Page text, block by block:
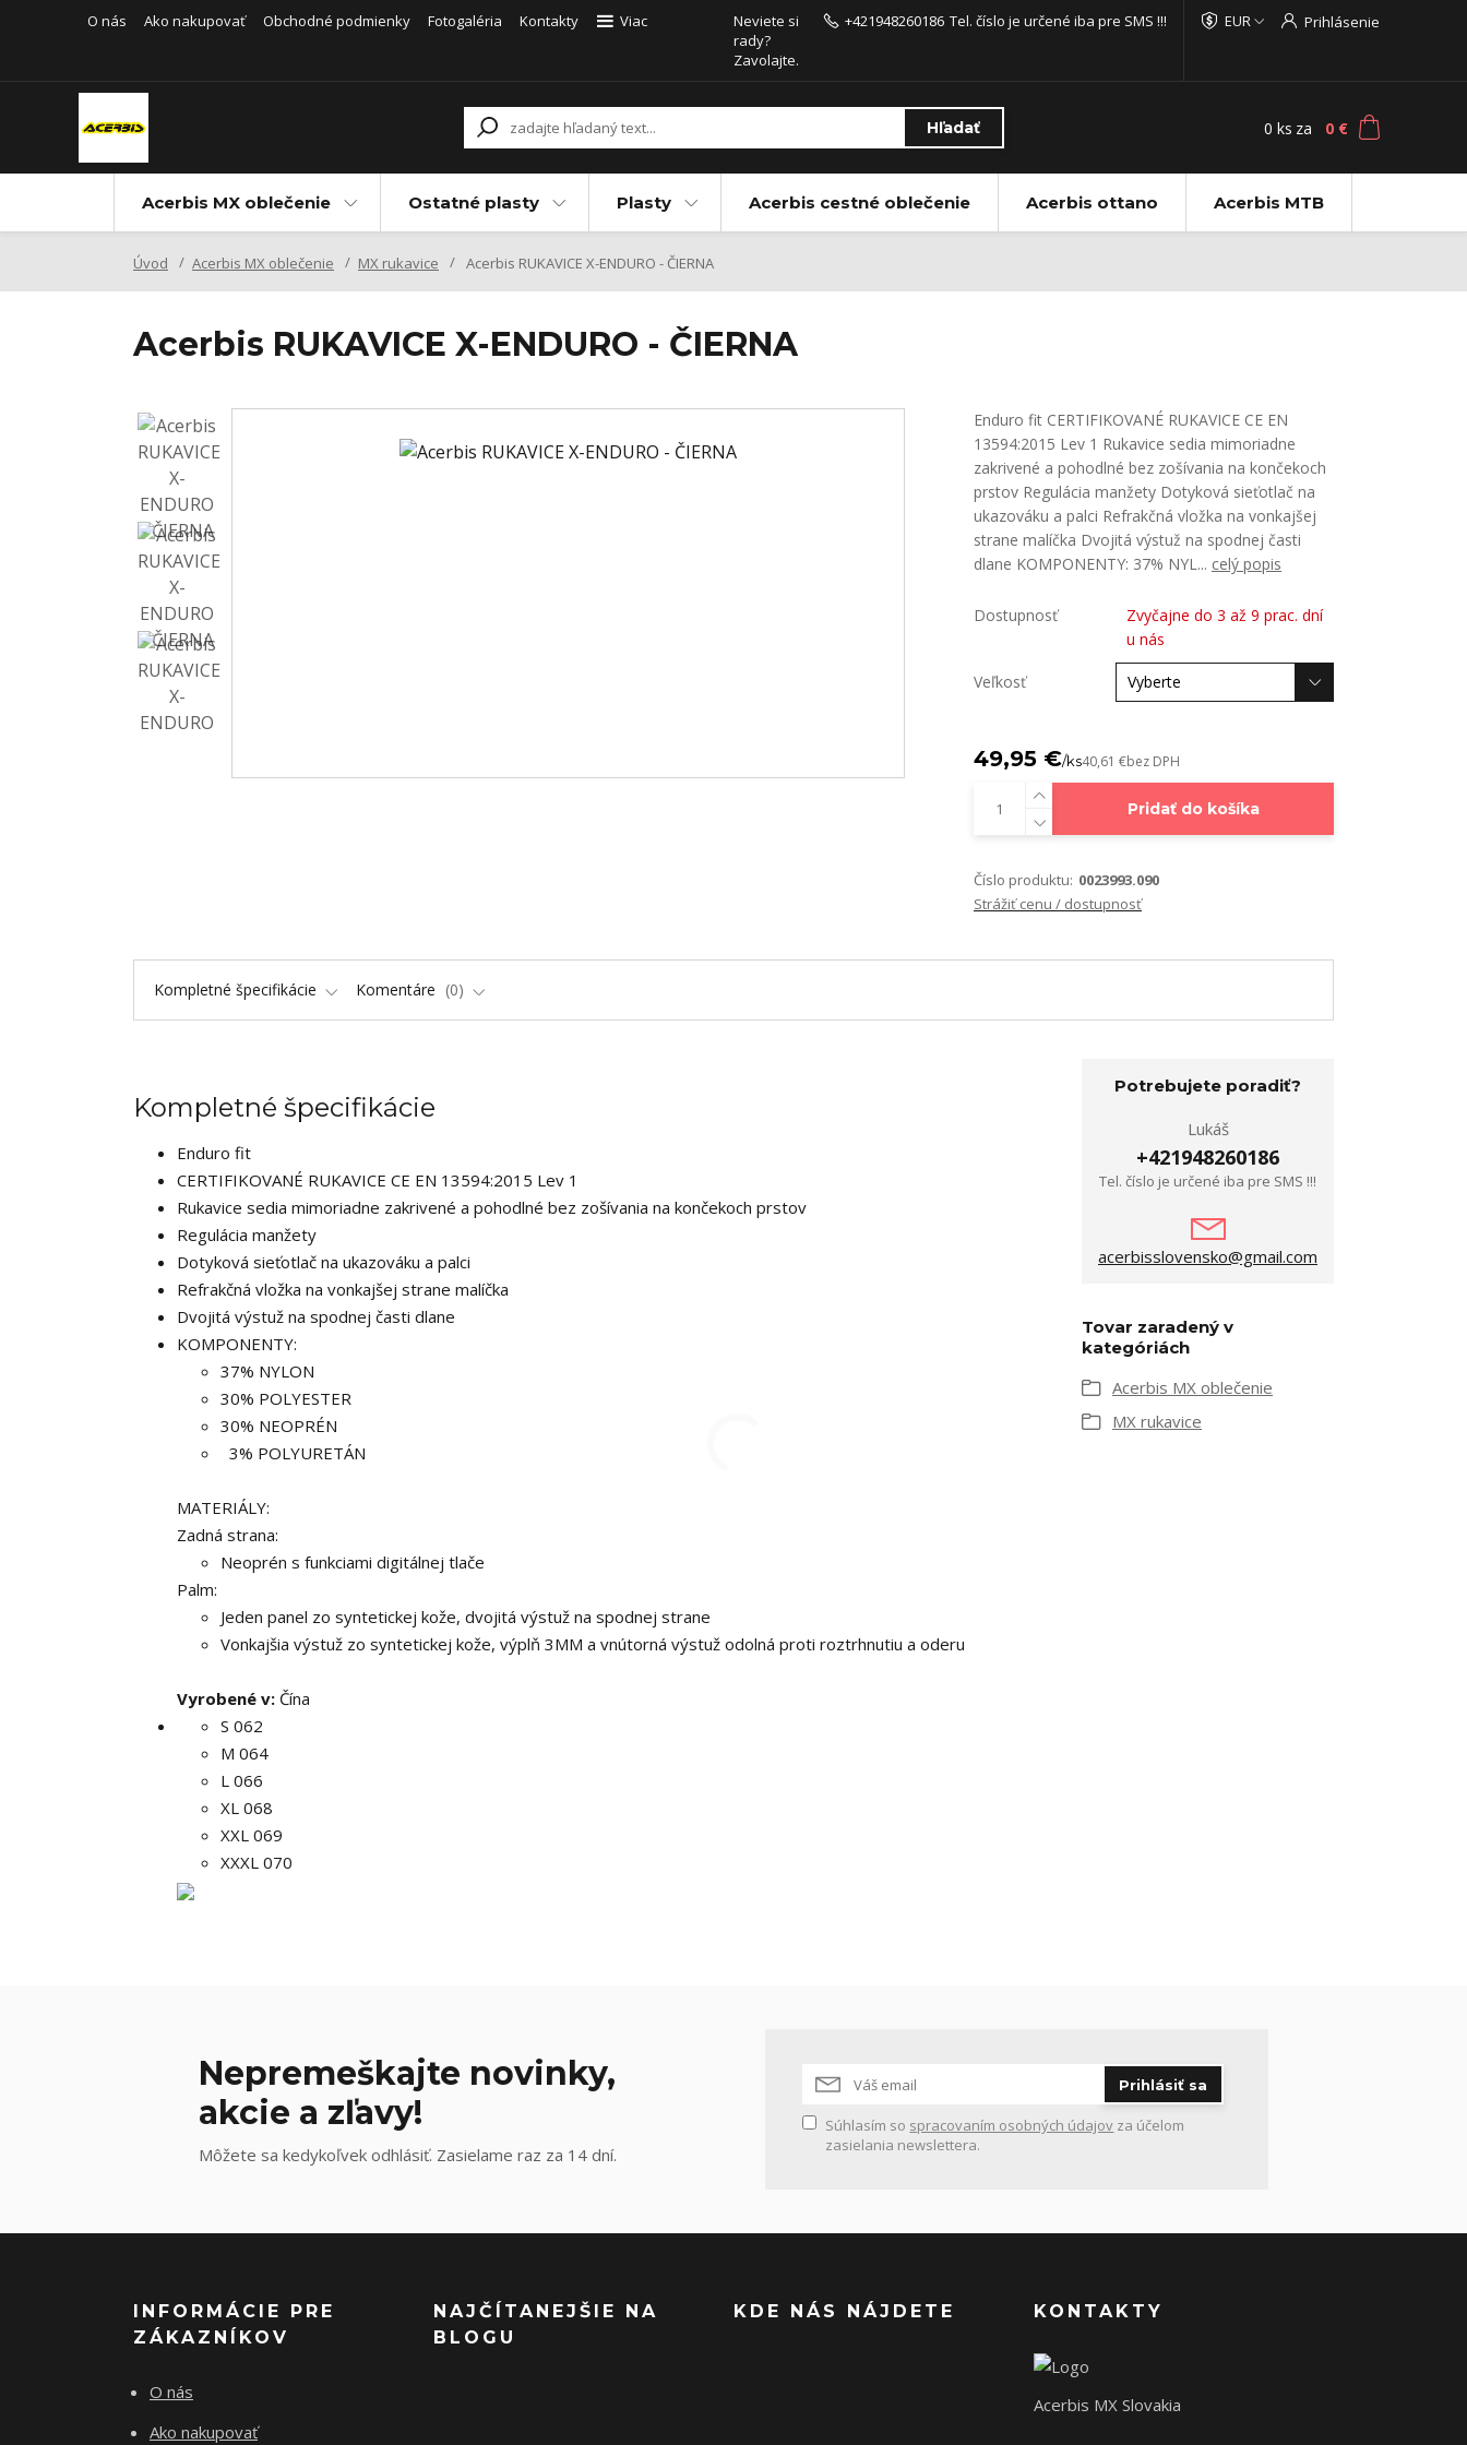
O nás Ako nakupovať Obchodné podmienky Fotogaléria Kontakty Viac EUR Prihlásenie
Hľadať
Neviete si
rady?
Zavolajte.
+421948260186 Tel. číslo je určené iba pre SMS !!!
0 ks za 0 €
Acerbis MX oblečenie Ostatné plasty Plasty Acerbis cestné oblečenie Acerbis ottano Acerbis MTB
Úvod Acerbis MX oblečenie MX rukavice Acerbis RUKAVICE X-ENDURO - ČIERNA
Acerbis RUKAVICE X-ENDURO - ČIERNA
Enduro fit CERTIFIKOVANÉ RUKAVICE CE EN
13594:2015 Lev 1 Rukavice sedia mimoriadne
zakrivené a pohodlné bez zošívania na končekoch
prstov Regulácia manžety Dotyková sieťotlač na
ukazováku a palci Refrakčná vložka na vonkajšej
strane malíčka Dvojitá výstuž na spodnej časti
dlane KOMPONENTY: 37% NYL... celý popis
Dostupnosť
Zvyčajne do 3 až 9 prac. dní
u nás
Veľkosť
49,95 €/ks40,61 €bez DPH
Pridať do košíka
Číslo produktu: 0023993.090
Strážiť cenu / dostupnosť
Kompletné špecifikácie Komentáre 0
Kompletné špecifikácie
Enduro fit
CERTIFIKOVANÉ RUKAVICE CE EN 13594:2015 Lev 1
Rukavice sedia mimoriadne zakrivené a pohodlné bez zošívania na končekoch prstov
Regulácia manžety
Dotyková sieťotlač na ukazováku a palci
Refrakčná vložka na vonkajšej strane malíčka
Dvojitá výstuž na spodnej časti dlane
KOMPONENTY:
37% NYLON
30% POLYESTER
30% NEOPRÉN
3% POLYURETÁN
MATERIÁLY:
Zadná strana:
Neoprén s funkciami digitálnej tlače
Palm:
Jeden panel zo syntetickej kože, dvojitá výstuž na spodnej strane
Vonkajšia výstuž zo syntetickej kože, výplň 3MM a vnútorná výstuž odolná proti roztrhnutiu a oderu
Vyrobené v: Čína
S 062
M 064
L 066
XL 068
XXL 069
XXXL 070
Potrebujete poradiť?
Lukáš
+421948260186
Tel. číslo je určené iba pre SMS !!!
acerbisslovensko@gmail.com
Tovar zaradený v
kategóriách
Acerbis MX oblečenie
MX rukavice
Nepremeškajte novinky,
akcie a zľavy!
Môžete sa kedykoľvek odhlásiť. Zasielame raz za 14 dní.
Prihlásiť sa
Súhlasím so spracovaním osobných údajov za účelom
zasielania newslettera.
INFORMÁCIE PRE
ZÁKAZNÍKOV
O nás
Ako nakupovať
NAJČÍTANEJŠIE NA
BLOGU
KDE NÁS NÁJDETE KONTAKTY
Acerbis MX Slovakia